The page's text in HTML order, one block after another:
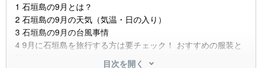
1 石垣島の9月とは？
2 石垣島の9月の天気（気温・日の入り）
3 石垣島の9月の台風事情
4 9月に石垣島を旅行する方は要チェック！ おすすめの服装と
目次を開く